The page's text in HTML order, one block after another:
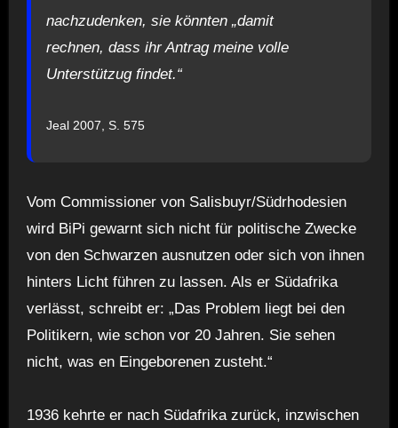
nachzudenken, sie könnten „damit
rechnen, dass ihr Antrag meine volle
Unterstützug findet.“
Jeal 2007, S. 575
Vom Commissioner von Salisbuyr/Südrhodesien
wird BiPi gewarnt sich nicht für politische Zwecke
von den Schwarzen ausnutzen oder sich von ihnen
hinters Licht führen zu lassen. Als er Südafrika
verlässt, schreibt er: „Das Problem liegt bei den
Politikern, wie schon vor 20 Jahren. Sie sehen
nicht, was en Eingeborenen zusteht.“
1936 kehrte er nach Südafrika zurück, inzwischen